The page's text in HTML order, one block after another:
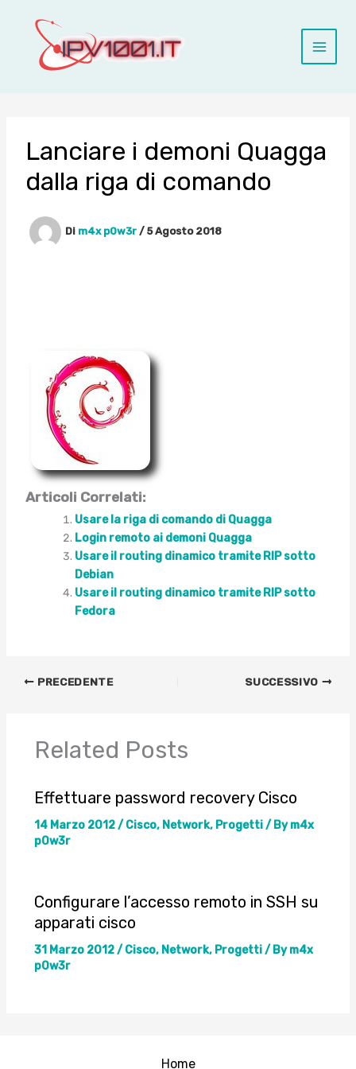
contenuto
Lanciare i demoni Quagga
dalla riga di comando
Di m4x p0w3r / 5 Agosto 2018
Articoli Correlati:
Usare la riga di comando di Quagga
Login remoto ai demoni Quagga
Usare il routing dinamico tramite RIP sotto
Debian
Usare il routing dinamico tramite RIP sotto
Fedora
PRECEDENTE SUCCESSIVO
Related Posts
Effettuare password recovery Cisco
14 Marzo 2012/ Cisco, Network, Progetti/ Bym4x
p0w3r
Configurare l’accesso remoto in SSH su
apparati cisco
31 Marzo 2012/ Cisco, Network, Progetti/ Bym4x
p0w3r
Home